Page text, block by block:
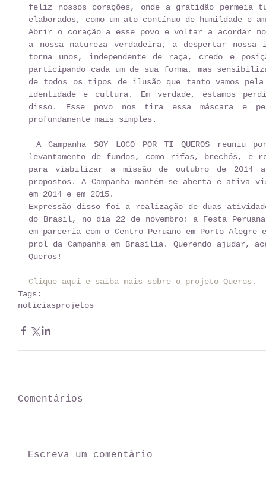
feliz nossos corações, onde a gratidão permeia
elaborados, como um ato contínuo de humildade e
Abrir o coração a esse povo e voltar a acordar
a nossa natureza verdadeira, a despertar nossa
torna unos, independente de raça, credo e
participando cada um de sua forma, mas
de todos os tipos de ilusão que tanto vamos pela
identidade e cultura. Em verdade, estamos
disso. Esse povo nos tira essa máscara e
profundamente mais simples.
levantamento de fundos, como rifas, brechós, e
para viabilizar a missão de outubro de 2014
propostos. A Campanha mantém-se aberta e ativa
em 2014 e em 2015.
Expressão disso foi a realização de duas
do Brasil, no dia 22 de novembro: a Festa Peruana
em parceria com o Centro Peruano em Porto Alegre
prol da Campanha em Brasília. Querendo ajudar,
Queros!
Clique aqui e saiba mais sobre o projeto Queros.
Tags:
noticiasprojetos
Comentários
Escreva um comentário